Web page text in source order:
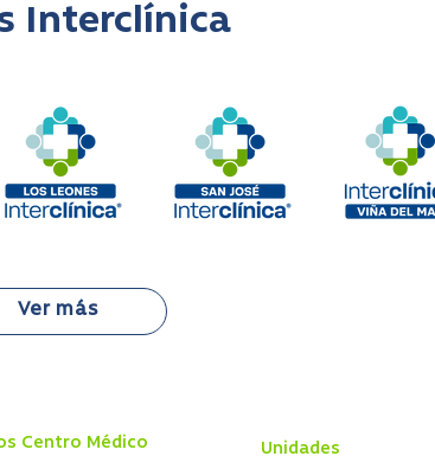
Interclínica
Ver más
Centro Médico Unidades